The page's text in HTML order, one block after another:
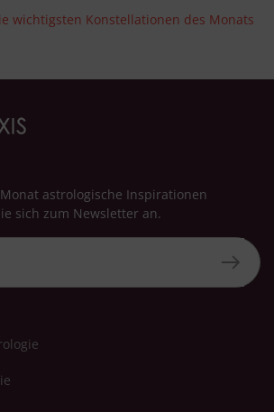
wichtigsten Konstellationen des Monats
astrologische Inspirationen
sich zum Newsletter an.